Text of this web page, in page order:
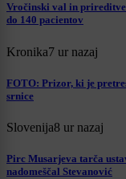
Vročinski val in
do 140 pacientov
Kronika7 ur nazaj
FOTO: Prizor, ki je
srnice
Slovenija8 ur nazaj
Pirc Musarjeva tarča
nadomeščal Stevanović